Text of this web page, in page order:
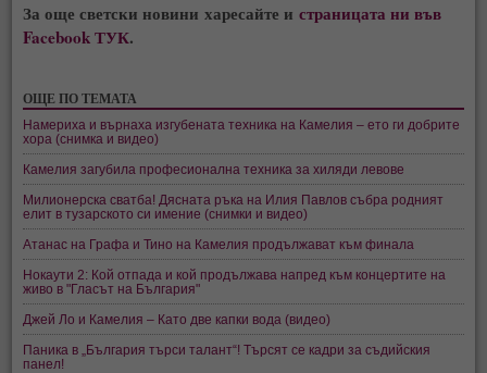
За още светски новини харесайте истраницата ни във
Facebook ТУК.
ОЩЕ ПО ТЕМАТА
Намериха и върнаха изгубената техника на Камелия – ето ги добрите
хора (снимка и видео)
Камелия загубила професионална техника за хиляди левове
Милионерска сватба! Дясната ръка на Илия Павлов събра родният
елит в тузарското си имение (снимки и видео)
Атанас на Графа и Тино на Камелия продължават към финала
Нокаути 2: Кой отпада и кой продължава напред към концертите на
живо в "Гласът на България"
Джей Ло и Камелия – Като две капки вода (видео)
Паника в „България търси талант“! Търсят се кадри за съдийския
панел!